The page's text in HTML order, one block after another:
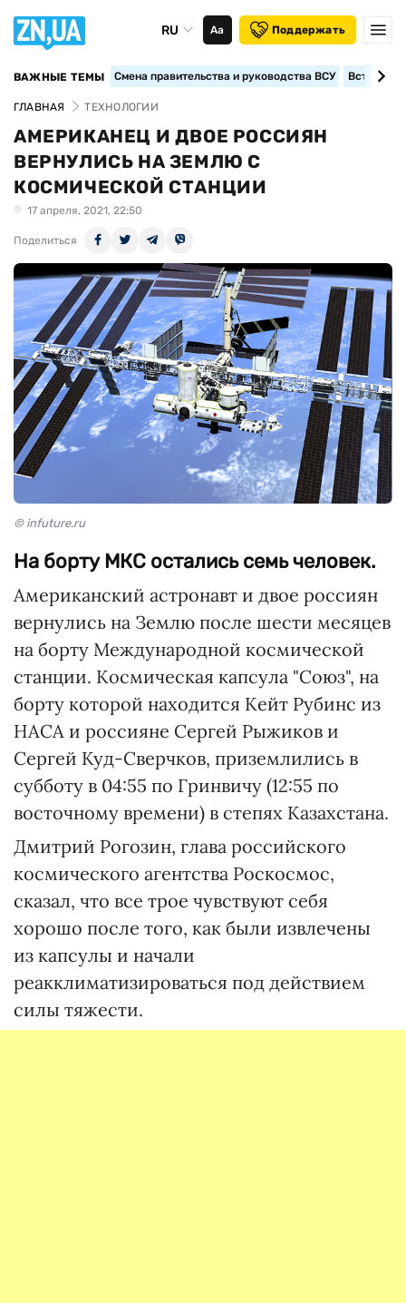
RU Аа Поддержать
ВАЖНЫЕ ТЕМЫ Смена правительства и руководства ВСУ
ГЛАВНАЯ ТЕХНОЛОГИИ
АМЕРИКАНЕЦ И ДВОЕ РОССИЯН
ВЕРНУЛИСЬ НА ЗЕМЛЮ С
КОСМИЧЕСКОЙ СТАНЦИИ
17 апреля, 2021, 22:50
Поделиться
© infuture.ru
На борту МКС остались семь человек.
Американский астронавт и двое россиян
вернулись на Землю после шести месяцев
на борту Международной космической
станции. Космическая капсула "Союз", на
борту которой находится Кейт Рубинс из
НАСА и россияне Сергей Рыжиков и
Сергей Куд-Сверчков, приземлились в
субботу в 04:55 по Гринвичу (12:55 по
восточному времени) в степях Казахстана.
Дмитрий Рогозин, глава российского
космического агентства Роскосмос,
сказал, что все трое чувствуют себя
хорошо после того, как были извлечены
из капсулы и начали
реакклиматизироваться под действием
силы тяжести.